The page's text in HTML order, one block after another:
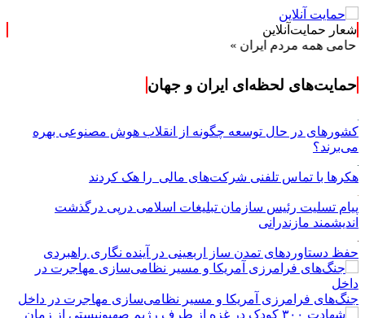
شعار حمایت‌آنلاین
همه مردم ایران »
حمایت‌های لحظه‌ای ایران و جهان
کشورهای در حال توسعه چگونه از انقلاب هوش مصنوعی بهره
می‌برند؟
هکرها با تماس تلفنی شرکت‌های مالی را هک کردند
پیام تسلیت رئیس سازمان تبلیغات اسلامی درپی درگذشت
اندیشمند مازندرانی
حفظ دستاوردهای تمدن ساز اربعینی در آینده نگاری راهبردی
جنگ‌های فرامرزی آمریکا و مسیر نظامی‌سازی مهاجرت در داخل